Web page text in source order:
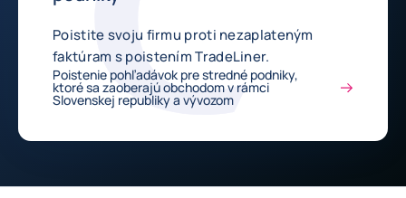
Poistite svoju firmu proti nezaplateným
faktúram s poistením TradeLiner.
Poistenie pohľadávok pre stredné podniky,
ktoré sa zaoberajú obchodom v rámci
Slovenskej republiky a vývozom